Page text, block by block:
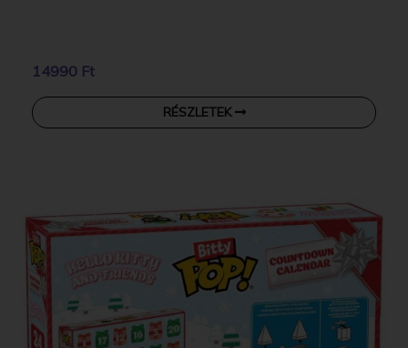
14990 Ft
RÉSZLETEK